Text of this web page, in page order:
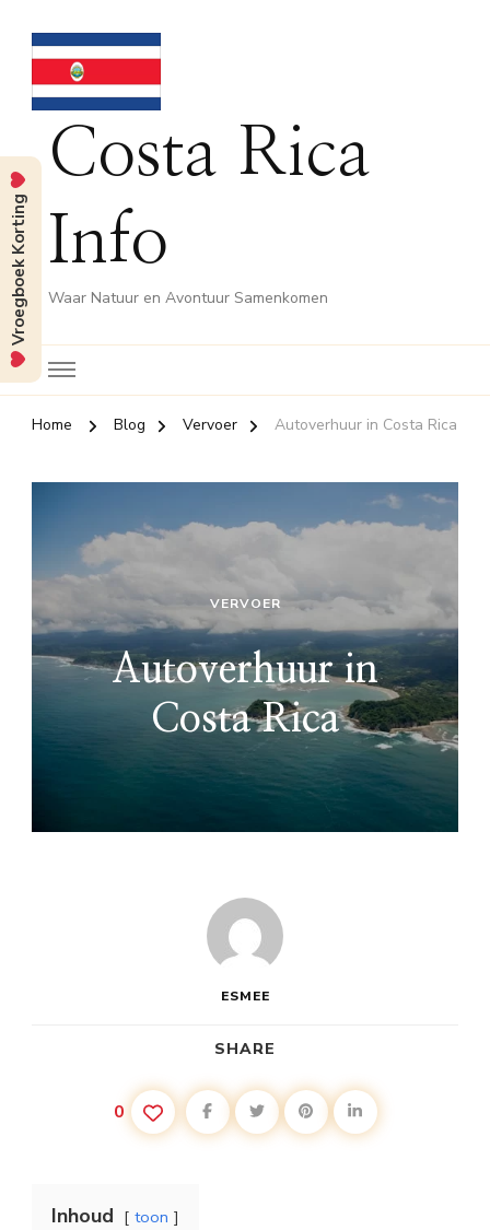
Costa Rica
Info
Waar Natuur en Avontuur Samenkomen
Home Blog Vervoer Autoverhuur in Costa Rica
VERVOER
Autoverhuur in
Costa Rica
ESMEE
SHARE
0
Inhoud toon
Vroegboek Korting